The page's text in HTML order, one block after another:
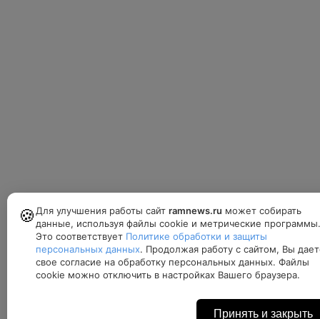
🍪 Для улучшения работы сайт ramnews.ru может собирать
данные, используя файлы cookie и метрические программы.
Это соответствует Политике обработки и защиты
персональных данных. Продолжая работу с сайтом, Вы
свое согласие на обработку персональных данных. Файлы
cookie можно отключить в настройках Вашего браузера.
Принять и закрыть